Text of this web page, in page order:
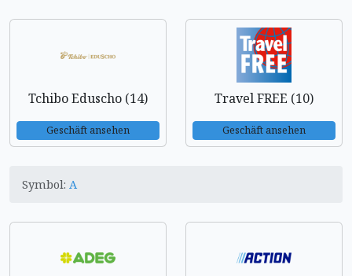
Tchibo Eduscho (14)
Geschäft ansehen
Travel FREE (10)
Geschäft ansehen
Symbol: A